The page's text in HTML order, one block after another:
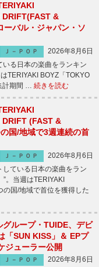
DRIFT(FAST &
ーバル・ジャパン・ソ
Ｊ－ＰＯＰ
2026年8月6日
る日本の楽曲をランキン
TERIYAKI BOYZ「TOKYO
計期間 … 続きを読む
(FAST &
国/地域で3週連続の首
Ｊ－ＰＯＰ
2026年8月6日
ている日本の楽曲をラン
。当週はTERIYAKI
の国/地域で首位を獲得した
グループ・TUIDE、デビ
「SUN KISS」＆ EPプ
ジューラー公開
Ｊ－ＰＯＰ
2026年8月6日